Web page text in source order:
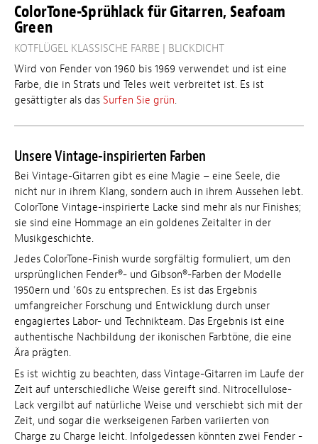
ColorTone-Sprühlack für Gitarren, Seafoam
Green
KOTFLÜGEL KLASSISCHE FARBE | BLICKDICHT
Wird von Fender von 1960 bis 1969 verwendet und ist eine
Farbe, die in Strats und Teles weit verbreitet ist. Es ist
gesättigter als das Surfen Sie grün.
Unsere Vintage-inspirierten Farben
Bei Vintage-Gitarren gibt es eine Magie – eine Seele, die
nicht nur in ihrem Klang, sondern auch in ihrem Aussehen lebt.
ColorTone Vintage-inspirierte Lacke sind mehr als nur Finishes;
sie sind eine Hommage an ein goldenes Zeitalter in der
Musikgeschichte.
Jedes ColorTone-Finish wurde sorgfältig formuliert, um den
ursprünglichen Fender®- und Gibson®-Farben der Modelle
1950ern und ’60s zu entsprechen. Es ist das Ergebnis
umfangreicher Forschung und Entwicklung durch unser
engagiertes Labor- und Technikteam. Das Ergebnis ist eine
authentische Nachbildung der ikonischen Farbtöne, die eine
Ära prägten.
Es ist wichtig zu beachten, dass Vintage-Gitarren im Laufe der
Zeit auf unterschiedliche Weise gereift sind. Nitrocellulose-
Lack vergilbt auf natürliche Weise und verschiebt sich mit der
Zeit, und sogar die werkseigenen Farben variierten von
Charge zu Charge leicht. Infolgedessen könnten zwei Fender -